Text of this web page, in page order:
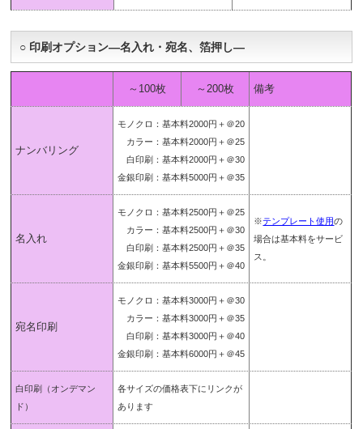
○ 印刷オプション―名入れ・宛名、箔押し―
～100枚 ～200枚 備考
ナンバリング
モノクロ：基本料2000円＋＠20
カラー：基本料2000円＋＠25
白印刷：基本料2000円＋＠30
金銀印刷：基本料5000円＋＠35
名入れ
モノクロ：基本料2500円＋＠25
カラー：基本料2500円＋＠30
白印刷：基本料2500円＋＠35
金銀印刷：基本料5500円＋＠40
※テンプレート使用の
場合は基本料をサービ
ス。
宛名印刷
モノクロ：基本料3000円＋＠30
カラー：基本料3000円＋＠35
白印刷：基本料3000円＋＠40
金銀印刷：基本料6000円＋＠45
白印刷
（オンデマン
ド）
各サイズの価格表下にリンクが
あります